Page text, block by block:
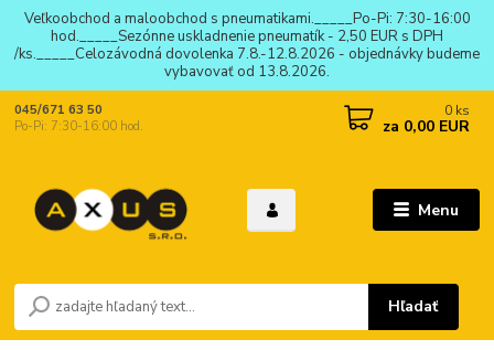
Veľkoobchod a maloobchod s pneumatikami._____Po-Pi: 7:30-16:00
hod._____Sezónne uskladnenie pneumatík - 2,50 EUR s DPH
/ks._____Celozávodná dovolenka 7.8.-12.8.2026 - objednávky budeme
vybavovať od 13.8.2026.
Menu
Hľadať
045/671 63 50
Po-Pi: 7:30-16:00 hod.
0 ks
za 0,00 EUR